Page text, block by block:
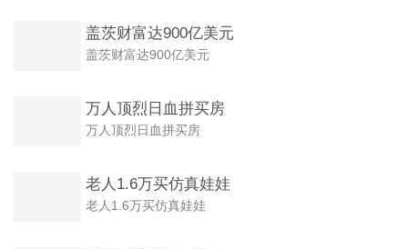
盖茨财富达900亿美元
盖茨财富达900亿美元
万人顶烈日血拼买房
万人顶烈日血拼买房
老人1.6万买仿真娃娃
老人1.6万买仿真娃娃